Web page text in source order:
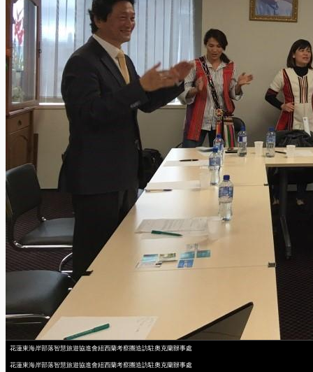
花蓮東海岸部落智慧旅遊協進會紐西蘭考察團造訪駐奧克蘭辦事處
花蓮東海岸部落智慧旅遊協進會紐西蘭考察團造訪駐奧克蘭辦事處